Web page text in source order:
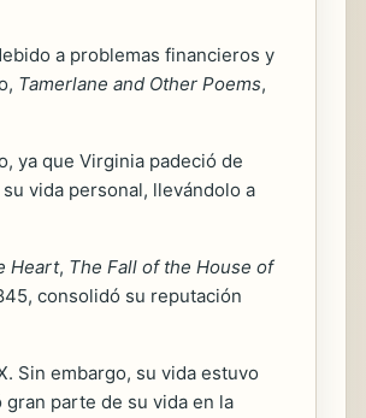
a problemas financieros y
Tamerlane and Other Poems,
ya que Virginia padeció de
vida personal, llevándolo a
Heart, The Fall of the House of
consolidó su reputación
Sin embargo, su vida estuvo
parte de su vida en la